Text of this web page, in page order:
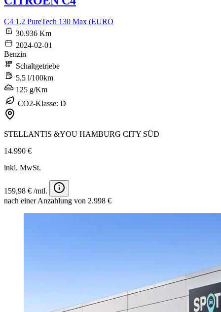
C4 1.2 PureTech 130 Max (EURO
30.936 Km
2024-02-01
Benzin
Schaltgetriebe
5,5 l/100km
125 g/Km
CO2-Klasse: D
STELLANTIS &YOU HAMBURG CITY SÜD
14.990 €
inkl. MwSt.
159,98 € /mtl.
nach einer Anzahlung von 2.998 €